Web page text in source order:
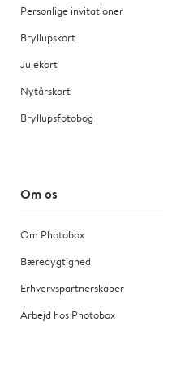
Personlige invitationer
Bryllupskort
Julekort
Nytårskort
Bryllupsfotobog
Om os
Om Photobox
Bæredygtighed
Erhvervspartnerskaber
Arbejd hos Photobox